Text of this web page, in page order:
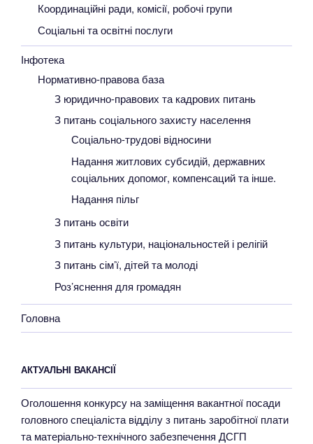
Координаційні ради, комісії, робочі групи
Соціальні та освітні послуги
Інфотека
Нормативно-правова база
З юридично-правових та кадрових питань
З питань соціального захисту населення
Соціально-трудові відносини
Надання житлових субсидій, державних
соціальних допомог, компенсаций та інше.
Надання пільг
З питань освіти
З питань культури, національностей і релігій
З питань сім’ї, дітей та молоді
Роз’яснення для громадян
Головна
АКТУАЛЬНІ ВАКАНСІЇ
Оголошення конкурсу на заміщення вакантної посади
головного спеціаліста відділу з питань заробітної плати
та матеріально-технічного забезпечення ДСГП